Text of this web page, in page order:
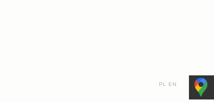
PL EN